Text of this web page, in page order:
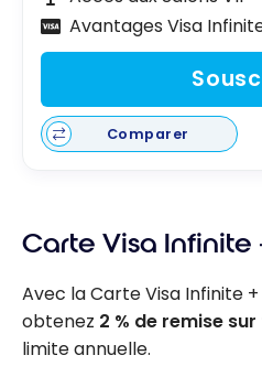
Avantages Visa
Comparer
Carte Visa Infinite
Avec la Carte Visa Infinite +
obtenez 2 % de remise
limite annuelle.